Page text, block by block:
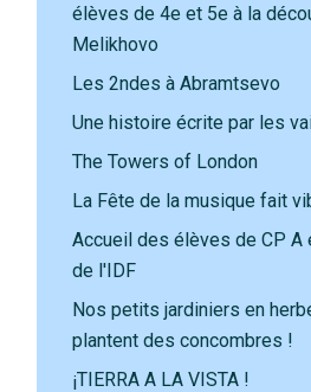
élèves de 4e et 5e à la
Melikhovo
Les 2ndes à Abramtsevo
Une histoire écrite par les
The Towers of London
La Fête de la musique fait
Accueil des élèves de CP A
de l'IDF
Nos petits jardiniers en
plantent des concombres !
¡TIERRA A LA VISTA !